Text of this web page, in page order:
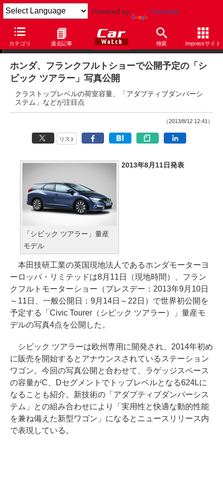
Powered by Translate
カテゴリ 過去記事 検索 Impressサイト
ニュース
ホンダ、フランクフルトショーで公開予定の「シ
ビック ツアラー」写真公開
クラストップレベルの荷室容量、「アダプティブダンパーシ
ステム」などが注目点
（2013/8/12 12:41）
リスト
「シビック ツアラー」量産
モデル
2013年8月11日発表
本田技研工業の英国現地法人であるホンダモーターヨ
ーロッパ・リミテッドは8月11日（現地時間）、フラン
クフルトモーターショー（プレスデー：2013年9月10日
～11日、一般公開日：9月14日～22日）で世界初公開を
予定する「Civic Tourer（シビック ツアラー）」量産モ
デルの写真4点を公開した。
シビック ツアラーは欧州専用に開発され、2014年初め
に販売を開始するとアナウンスされているステーション
ワゴン。今回の写真公開と合わせて、ラゲッジスペース
の容量がC、Dセグメントでトップレベルとなる624Lに
なることも紹介。新技術の「アダプティブダンパーシス
テム」との組み合わせにより「実用性と快適な動的性能
を兼ね備えた新型ワゴン」になるとニュースリリース内
で表現している。